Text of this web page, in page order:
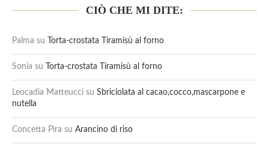
CIÒ CHE MI DITE:
Palma su Torta-crostata Tiramisù al forno
Sonia su Torta-crostata Tiramisù al forno
Leocadia Matteucci su Sbriciolata al cacao,cocco,mascarpone e
nutella
Concetta Pira su Arancino di riso